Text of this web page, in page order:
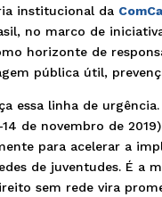
institucional da
no marco de
horizonte de
pública útil,
essa linha de
de novembro de
para acelerar a
de juventudes. É a
sem rede vira